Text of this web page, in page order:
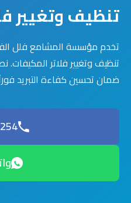
تنظيف وتغيير
تخدم مؤسسة المشامع فلل
تنظيف وتغيير فلاتر
ضمان تحسين كفاءة التبريد